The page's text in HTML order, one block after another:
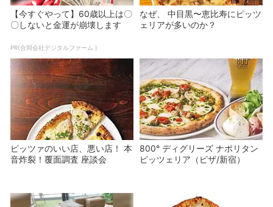
【今すぐやって】60歳以上は〇
〇しないと金運が崩壊します
PR(合同会社デジタルファーム )
なぜ、 中目黒〜恵比寿にピッツ
ェリアが多いのか？
ピッツァのいい店、悪い店！ 本
音炸裂！覆面調査 座談会
800° ディグリーズ ナポリタン
ピッツェリア（ピザ/新宿）